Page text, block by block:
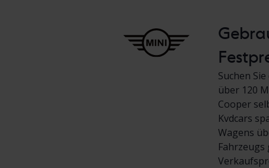
Suchen
über 120
Cooper
Kvdcars
Wagens